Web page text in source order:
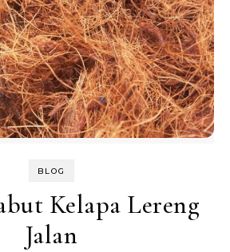
BLOG
Kelapa Lereng
Jalan